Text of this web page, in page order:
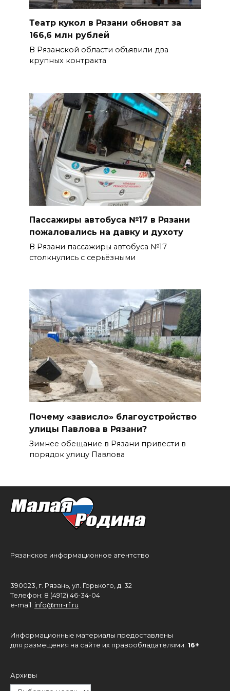
Театр кукол в Рязани обновят за
166,6 млн рублей
В Рязанской области объявили два
крупных контракта
Пассажиры автобуса №17 в Рязани
пожаловались на давку и духоту
В Рязани пассажиры автобуса №17
столкнулись с серьёзными
Почему «зависло» благоустройство
улицы Павлова в Рязани?
Зимнее обещание в Рязани привести в
порядок улицу Павлова
Рязанское информационное агентство
390023, г. Рязань, ул. Горького, д. 32
Телефон: 8 (4912) 46-34-04
e-mail: info@mr-rf.ru
Информационные материалы предоставлены
для размещения на сайте их правообладателями. 16+
Архивы